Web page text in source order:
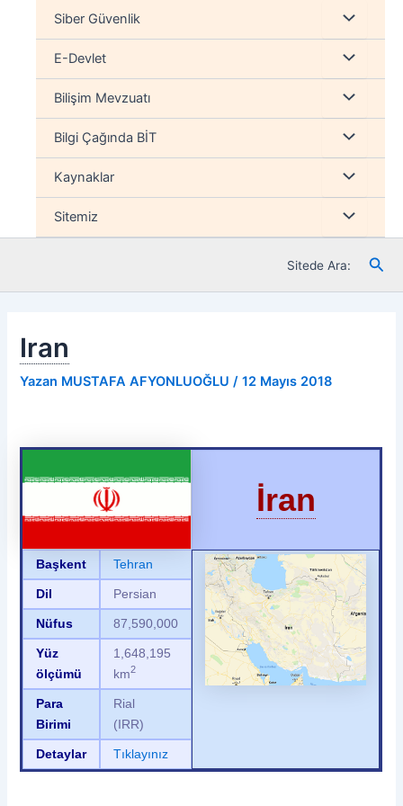
Siber Güvenlik Menu
düğmesi
E-Devlet Menu
düğmesi
Bilişim Mevzuatı Menu
düğmesi
Bilgi Çağında BİT Menu
düğmesi
Kaynaklar Menu
düğmesi
Sitemiz Menu
düğmesi
Sitede Ara:
Iran
Yazan MUSTAFA AFYONLUOĞLU/12 Mayıs 2018
İran
Başkent Tehran
Dil Persian
Nüfus 87,590,000
Yüz
ölçümü
1,648,195
km2
Para
Birimi
Rial
(IRR)
Detaylar Tıklayınız